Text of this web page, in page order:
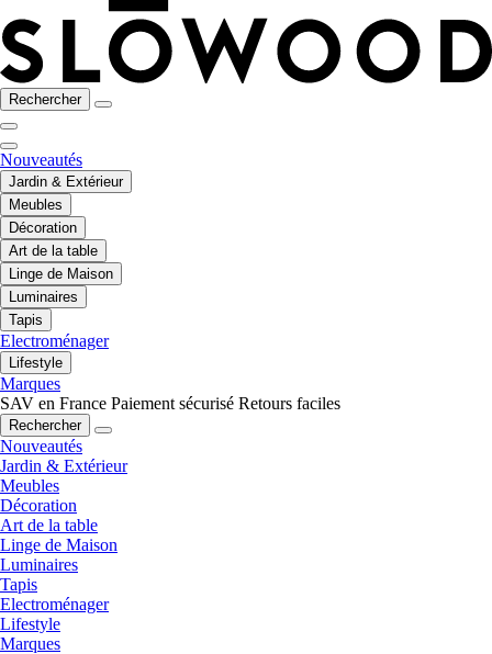
Rechercher
Nouveautés
Jardin & Extérieur
Meubles
Décoration
Art de la table
Linge de Maison
Luminaires
Tapis
Electroménager
Lifestyle
Marques
SAV en France Paiement sécurisé Retours faciles
Rechercher
Nouveautés
Jardin & Extérieur
Meubles
Décoration
Art de la table
Linge de Maison
Luminaires
Tapis
Electroménager
Lifestyle
Marques